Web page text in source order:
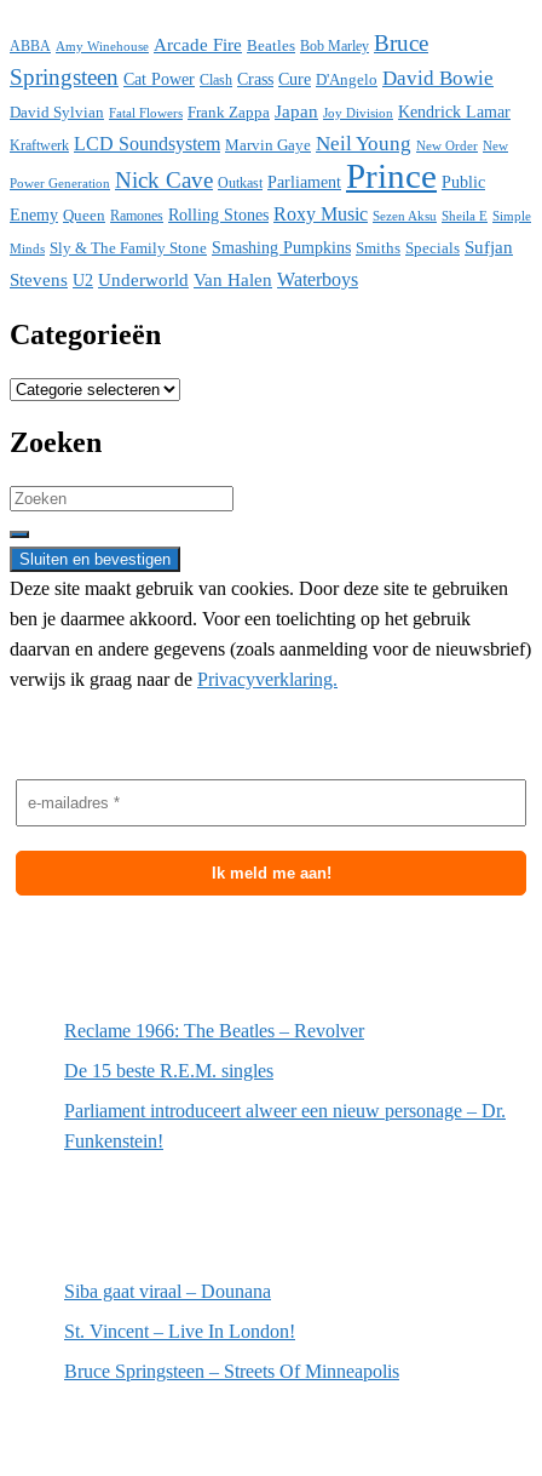
ABBA Amy Winehouse Arcade Fire Beatles Bob Marley Bruce
Springsteen Cat Power Clash Crass Cure D'Angelo David Bowie
David Sylvian Fatal Flowers Frank Zappa Japan Joy Division Kendrick Lamar
Kraftwerk LCD Soundsystem Marvin Gaye Neil Young New Order New
Power Generation Nick Cave Outkast Parliament Prince Public
Enemy Queen Ramones Rolling Stones Roxy Music Sezen Aksu Sheila E Simple
Minds Sly & The Family Stone Smashing Pumpkins Smiths Specials Sufjan
Stevens U2 Underworld Van Halen Waterboys
Categorieën
Categorieën
Zoeken
Search
for:
Deze site maakt gebruik van cookies. Door deze site te gebruiken
ben je daarmee akkoord. Voor een toelichting op het gebruik
daarvan en andere gegevens (zoals aanmelding voor de nieuwsbrief)
verwijs ik graag naar de Privacyverklaring.
Reclame 1966: The Beatles – Revolver
De 15 beste R.E.M. singles
Parliament introduceert alweer een nieuw personage – Dr.
Funkenstein!
Siba gaat viraal – Dounana
St. Vincent – Live In London!
Bruce Springsteen – Streets Of Minneapolis